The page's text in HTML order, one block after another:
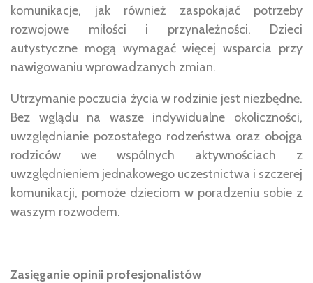
komunikacje, jak również zaspokajać potrzeby
rozwojowe miłości i przynależności. Dzieci
autystyczne mogą wymagać więcej wsparcia przy
nawigowaniu wprowadzanych zmian.
Utrzymanie poczucia życia w rodzinie jest niezbędne.
Bez wglądu na wasze indywidualne okoliczności,
uwzględnianie pozostałego rodzeństwa oraz obojga
rodziców we wspólnych aktywnościach z
uwzględnieniem jednakowego uczestnictwa i szczerej
komunikacji, pomoże dzieciom w poradzeniu sobie z
waszym rozwodem.
Zasięganie opinii profesjonalistów